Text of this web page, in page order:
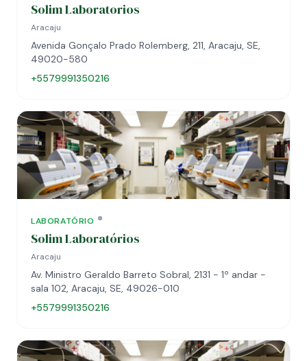
Solim Laboratorios
Aracaju
Avenida Gonçalo Prado Rolemberg, 211, Aracaju, SE,
49020-580
+5579991350216
LABORATÓRIO
Solim Laboratórios
Aracaju
Av. Ministro Geraldo Barreto Sobral, 2131 - 1º andar -
sala 102, Aracaju, SE, 49026-010
+5579991350216